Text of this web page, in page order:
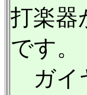
打楽器
です。
ガイ